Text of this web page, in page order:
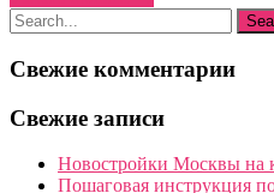
Свежие комментарии
Свежие записи
Новостройки Москвы на
Пошаговая инструкция